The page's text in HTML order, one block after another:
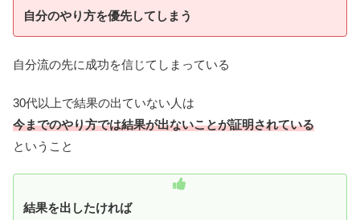
自分のやり方を優先してしまう
自分流の先に成功を信じてしまっている
30代以上で結果の出ていない人は
今までのやり方では結果が出ないことが証明されている
ということ
結果を出したければ